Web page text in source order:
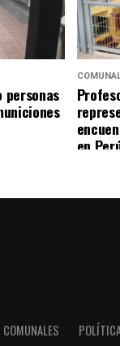
personas
en
COMUNALES